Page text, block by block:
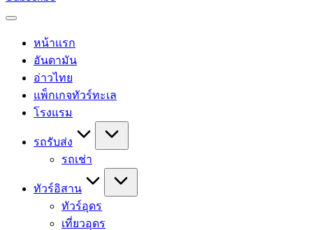
หน้าแรก
อันดามัน
อ่าวไทย
แพ็กเกจทัวร์ทะเล
โรงแรม
รถรับส่ง
รถเช่า
ทัวร์อิสาน
ทัวร์อุดร
เที่ยวอุดร